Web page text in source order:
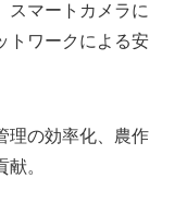
スマートカメラに
トワークによる安
理の効率化、農作
。